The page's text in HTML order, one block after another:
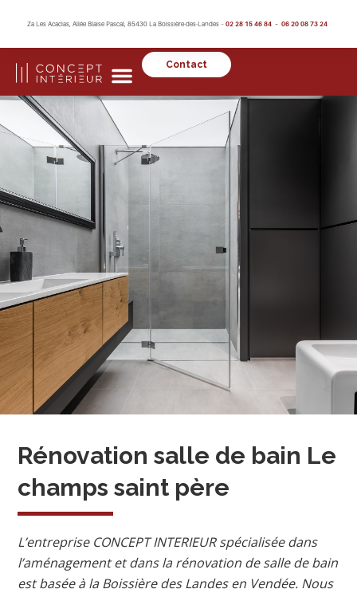
Za Les Acacias, Allée Blaise Pascal, 85430 La Boissière-des-Landes – 02 28 15 46 84 – 06 20 08 73 24
Contact
Rénovation salle de bain Le
champs saint père
L’entreprise CONCEPT INTERIEUR spécialisée dans
l’aménagement et dans la rénovation de salle de bain
est basée à la Boissière des Landes en Vendée. Nous